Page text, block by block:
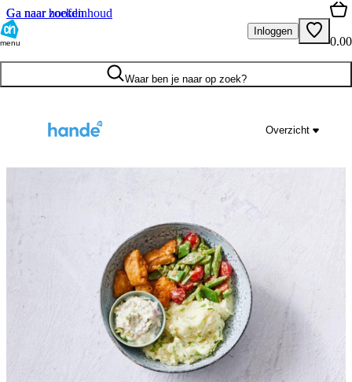
Ga naar hoofdinhoud
Ga naar zoeken
menu
Inloggen
0.00
Waar ben je naar op zoek?
Overzicht